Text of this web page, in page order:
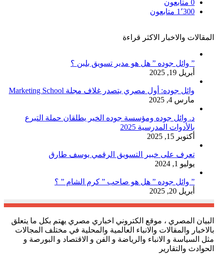
0 متابعون
1٬300 متابعون
المقالات والاخبار الاكثر قراءة
” وائل جوده ” هل هو مدير تسويق بلبن ؟
أبريل 19, 2025
وائل جوده: أول مصري يتصدر غلاف مجلة Marketing School
مارس 4, 2025
د. وائل جوده ومؤسسة جوده الخير يطلقان حملة التبرع
بالأدوات المدرسية 2025
أكتوبر 15, 2025
تعرف على خبير التسويق الرقمي يوسف طارق
يوليو 1, 2024
” وائل جوده ” هل هو صاحب ” كرم الشام ” ؟
أبريل 20, 2025
البيان المصري ، موقع الكتروني اخباري مصري يهتم بكل ما يتعلق
بالاخبار والمقالات والانباء العالمية والمحلية في مختلف المجالات
مثل السياسة و الانباء والرياضة و الفن و الاقتصاد و البورصة و
الحوادث والتقارير